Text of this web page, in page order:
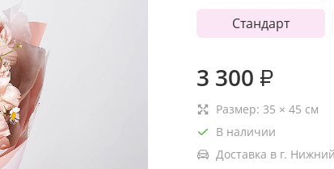
Стандарт
3 300 ₽
Размер: 35 × 45 см
В наличии
Доставка в г.